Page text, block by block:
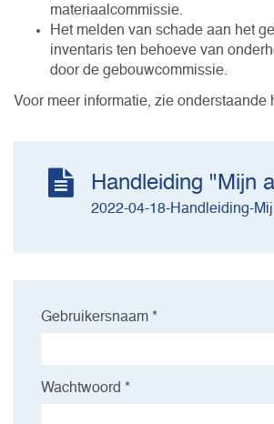
materiaalcommissie.
Het melden van schade aan het
inventaris ten behoeve van
door de gebouwcommissie.
Voor meer informatie, zie onderstaande
Handleiding "Mijn
2022-04-18-Handleiding-
Gebruikersnaam *
Wachtwoord *